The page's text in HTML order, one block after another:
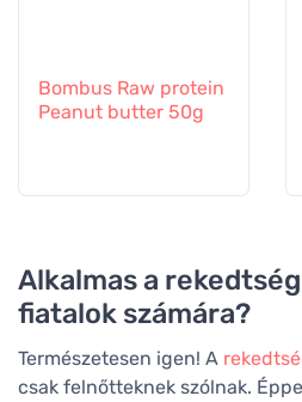
Bombus Raw protein
Peanut butter 50g
Alkalmas a
fiatalok számára?
Természetesen igen! A
csak felnőtteknek szólnak.